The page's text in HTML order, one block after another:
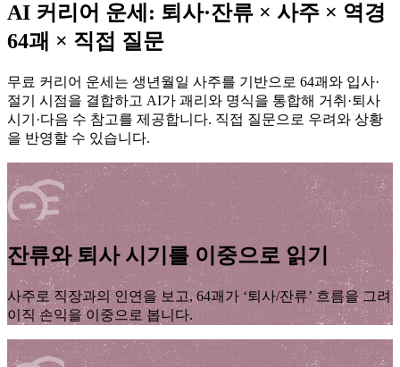
AI 커리어 운세: 퇴사·잔류 × 사주 × 역경
64괘 × 직접 질문
무료 커리어 운세는 생년월일 사주를 기반으로 64괘와 입사·
절기 시점을 결합하고 AI가 괘리와 명식을 통합해 거취·퇴사
시기·다음 수 참고를 제공합니다. 직접 질문으로 우려와 상황
을 반영할 수 있습니다.
잔류와 퇴사 시기를 이중으로 읽기
사주로 직장과의 인연을 보고, 64괘가 ‘퇴사/잔류’ 흐름을 그려
이직 손익을 이중으로 봅니다.